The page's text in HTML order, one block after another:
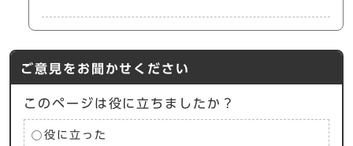
ご意見をお聞かせください
このページは役に立ちましたか？
役に立った